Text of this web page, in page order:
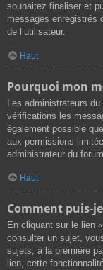
souhaitez finaliser et
messages enregistrés
de l’utilisateur.
Haut
Pourquoi mon
Les administrateurs
vérifications les
également possible
aux permissions
administrateur du forum.
Haut
Comment puis-
En cliquant sur le lien
consulter un sujet,
sujets, à la première
lien, cette